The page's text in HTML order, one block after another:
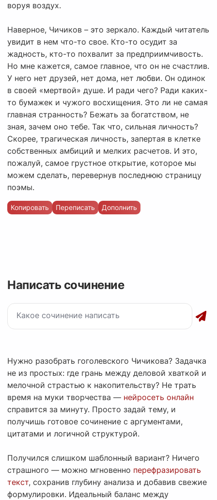
воруя воздух.
Наверное, Чичиков – это зеркало. Каждый читатель
увидит в нем что-то свое. Кто-то осудит за
жадность, кто-то похвалит за предприимчивость.
Но мне кажется, самое главное, что он не счастлив.
У него нет друзей, нет дома, нет любви. Он одинок
в своей «мертвой» душе. И ради чего? Ради каких-
то бумажек и чужого восхищения. Это ли не самая
главная странность? Бежать за богатством, не
зная, зачем оно тебе. Так что, сильная личность?
Скорее, трагическая личность, запертая в клетке
собственных амбиций и мелких расчетов. И это,
пожалуй, самое грустное открытие, которое мы
можем сделать, перевернув последнюю страницу
поэмы.
Копировать Переписать Дополнить
Написать сочинение
Нужно разобрать гоголевского Чичикова? Задачка
не из простых: где грань между деловой хваткой и
мелочной страстью к накопительству? Не трать
время на муки творчества — нейросеть онлайн
справится за минуту. Просто задай тему, и
получишь готовое сочинение с аргументами,
цитатами и логичной структурой.
Получился слишком шаблонный вариант? Ничего
страшного — можно мгновенно перефразировать
текст, сохранив глубину анализа и добавив свежие
формулировки. Идеальный баланс между